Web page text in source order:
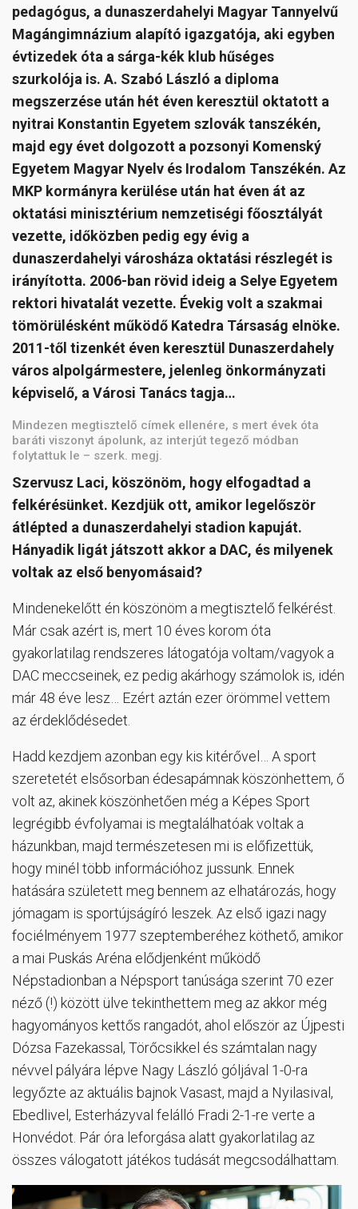
pedagógus, a dunaszerdahelyi Magyar Tannyelvű
Magángimnázium alapító igazgatója, aki egyben
évtizedek óta a sárga-kék klub hűséges
szurkolója is. A. Szabó László a diploma
megszerzése után hét éven keresztül oktatott a
nyitrai Konstantin Egyetem szlovák tanszékén,
majd egy évet dolgozott a pozsonyi Komenský
Egyetem Magyar Nyelv és Irodalom Tanszékén. Az
MKP kormányra kerülése után hat éven át az
oktatási minisztérium nemzetiségi főosztályát
vezette, időközben pedig egy évig a
dunaszerdahelyi városháza oktatási részlegét is
irányította. 2006-ban rövid ideig a Selye Egyetem
rektori hivatalát vezette. Évekig volt a szakmai
tömörülésként működő Katedra Társaság elnöke.
2011-től tizenkét éven keresztül Dunaszerdahely
város alpolgármestere, jelenleg önkormányzati
képviselő, a Városi Tanács tagja…
Mindezen megtisztelő címek ellenére, s mert évek óta
baráti viszonyt ápolunk, az interjút tegező módban
folytattuk le – szerk. megj.
Szervusz Laci, köszönöm, hogy elfogadtad a
felkérésünket. Kezdjük ott, amikor legelőször
átlépted a dunaszerdahelyi stadion kapuját.
Hányadik ligát játszott akkor a DAC, és milyenek
voltak az első benyomásaid?
Mindenekelőtt én köszönöm a megtisztelő felkérést.
Már csak azért is, mert 10 éves korom óta
gyakorlatilag rendszeres látogatója voltam/vagyok a
DAC meccseinek, ez pedig akárhogy számolok is, idén
már 48 éve lesz… Ezért aztán ezer örömmel vettem
az érdeklődésedet.
Hadd kezdjem azonban egy kis kitérővel… A sport
szeretetét elsősorban édesapámnak köszönhettem, ő
volt az, akinek köszönhetően még a Képes Sport
legrégibb évfolyamai is megtalálhatóak voltak a
házunkban, majd természetesen mi is előfizettük,
hogy minél több információhoz jussunk. Ennek
hatására született meg bennem az elhatározás, hogy
jómagam is sportújságíró leszek. Az első igazi nagy
fociélményem 1977 szeptemberéhez köthető, amikor
a mai Puskás Aréna elődjenként működő
Népstadionban a Népsport tanúsága szerint 70 ezer
néző (!) között ülve tekinthettem meg az akkor még
hagyományos kettős rangadót, ahol először az Újpesti
Dózsa Fazekassal, Törőcsikkel és számtalan nagy
névvel pályára lépve Nagy László góljával 1-0-ra
legyőzte az aktuális bajnok Vasast, majd a Nyilasival,
Ebedlivel, Esterházyval felálló Fradi 2-1-re verte a
Honvédot. Pár óra leforgása alatt gyakorlatilag az
összes válogatott játékos tudását megcsodálhattam.